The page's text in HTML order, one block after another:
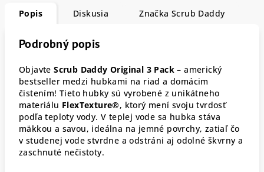
Popis Diskusia Značka Scrub Daddy
Podrobný popis
ObjavteScrub Daddy Original 3 Pack – americký
bestseller medzi hubkami na riad a domácim
čistením! Tieto hubky sú vyrobené z unikátneho
materiálu FlexTexture®, ktorý mení svoju tvrdosť
podľa teploty vody. V teplej vode sa hubka stáva
mäkkou a savou, ideálna na jemné povrchy, zatiaľ čo
v studenej vode stvrdne a odstráni aj odolné škvrny a
zaschnuté nečistoty.